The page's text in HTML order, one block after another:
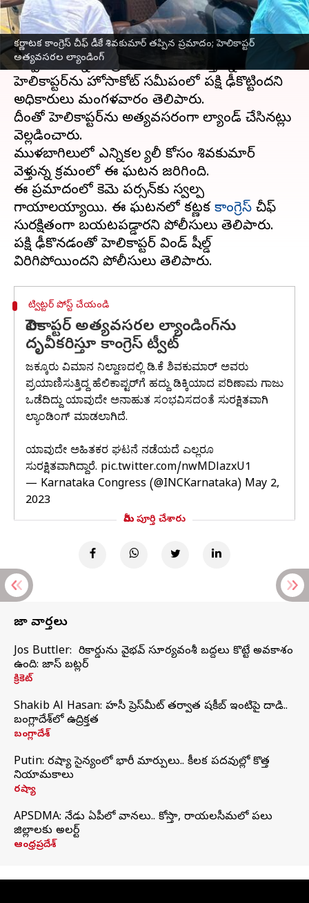
కర్ణాటక కాంగ్రెస్ చీఫ్ డీకే శివకుమార్‌ తప్పిన ప్రమాదం; హెలికాప్టర్
అత్యవసరల ల్యాండింగ్
ఈ వార్తాకథనం ఏంటి
కర్ణాటకకాంగ్రెస్ చీఫ్ డీకే శివకుమార్‌ తృటిలో ప్రమాదం
తప్పింది. ఎన్నికల ప్రచారానికి ఆయన వెళ్తున్న
హెలికాప్టర్‌ను హోసాకోట్‌ సమీపంలో పక్షి ఢీకొట్టిందని
అధికారులు మంగళవారం తెలిపారు.
దీంతో హెలికాప్టర్‌ను అత్యవసరంగా ల్యాండ్ చేసినట్లు
వెల్లడించారు.
ముళబాగిలులో ఎన్నికల ర్యాలీ కోసం శివకుమార్‌
వెళ్తున్న క్రమంలో ఈ ఘటన జరిగింది.
ఈ ప్రమాదంలో కెమెరా పర్సన్‌కు స్వల్ప
గాయాలయ్యాయి. ఈ ఘటనలో కర్ణాటక కాంగ్రెస్‌ చీఫ్‌
సురక్షితంగా బయటపడ్డారని పోలీసులు తెలిపారు.
పక్షి ఢీకొనడంతో హెలికాప్టర్ విండ్ షీల్డ్
ట్విట్టర్ పోస్ట్ చేయండి
హెలికాప్టర్ అత్యవసరల ల్యాండింగ్‌ను
దృవీకరిస్తూ కాంగ్రెస్ ట్వీట్
ಜಕ್ಕೂರು ವಿಮಾನ ನಿಲ್ದಾಣದಲ್ಲಿ ಡಿ.ಕೆ ಶಿವಕುಮಾರ್ ಅವರು
ಪ್ರಯಾಣಿಸುತ್ತಿದ್ದ ಹೆಲಿಕಾಪ್ಟರ್‌ಗೆ ಹದ್ದು ಡಿಕ್ಕಿಯಾದ ಪರಿಣಾಮ ಗಾಜು
ಒಡೆದಿದ್ದು ಯಾವುದೇ ಅನಾಹುತ ಸಂಭವಿಸದಂತೆ ಸುರಕ್ಷಿತವಾಗಿ
ಲ್ಯಾಂಡಿಂಗ್ ಮಾಡಲಾಗಿದೆ.
ಯಾವುದೇ ಅಹಿತಕರ ಘಟನೆ ನಡೆಯದೆ ಎಲ್ಲರೂ
ಸುರಕ್ಷಿತವಾಗಿದ್ದಾರೆ. pic.twitter.com/nwMDlazxU1
— Karnataka Congress (@INCKarnataka) May 2,
2023
మీరు పూర్తి చేశారు
తాజా వార్తలు
Jos Buttler: నా రికార్డును వైభవ్ సూర్యవంశీ బద్దలు కొట్టే అవకాశం
ఉంది: జాస్ బట్లర్
క్రికెట్
Shakib Al Hasan: హసీనా ప్రెస్‌మీట్‌ తర్వాత షకీబ్‌ ఇంటిపై దాడి..
బంగ్లాదేశ్‌లో ఉద్రిక్తత
బంగ్లాదేశ్
Putin: రష్యా సైన్యంలో భారీ మార్పులు.. కీలక పదవుల్లో కొత్త
నియామకాలు
రష్యా
APSDMA: నేడు ఏపీలో వానలు.. కోస్తా, రాయలసీమలో పలు
జిల్లాలకు అలర్ట్
ఆంధ్రప్రదేశ్